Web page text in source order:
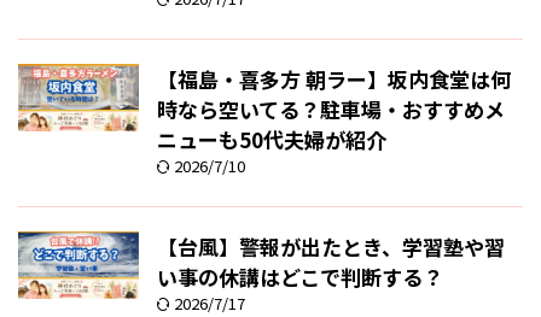
【福島・喜多方 朝ラー】坂内食堂は何
時なら空いてる？駐車場・おすすめメ
ニューも50代夫婦が紹介
2026/7/10
【台風】警報が出たとき、学習塾や習
い事の休講はどこで判断する？
2026/7/17